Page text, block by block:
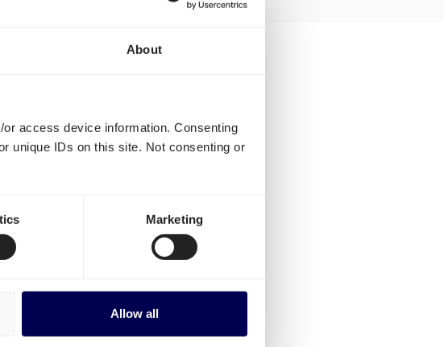
About
access device information. Consenting
unique IDs on this site. Not consenting or
Marketing
Allow all
der Niederlande und
Versandkosten für Spanien. Die Preise
verfügbar.
für Versandrouten